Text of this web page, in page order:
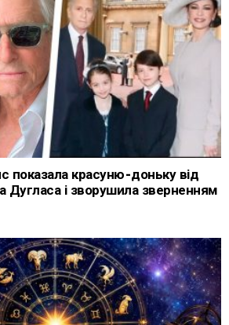
показала красуню-доньку від
Дугласа і зворушила зверненням